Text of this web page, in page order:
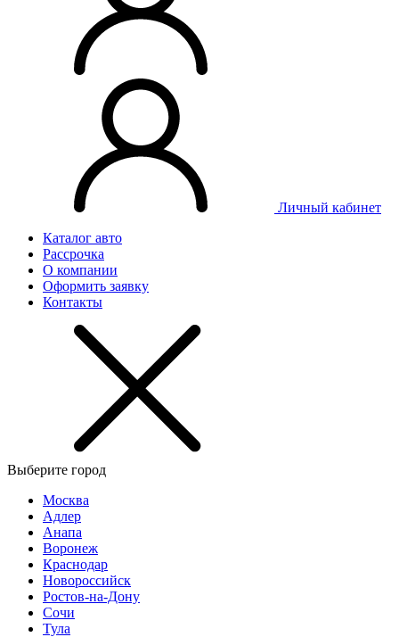
Личный кабинет
Каталог авто
Рассрочка
О компании
Оформить заявку
Контакты
Выберите город
Москва
Адлер
Анапа
Воронеж
Краснодар
Новороссийск
Ростов-на-Дону
Сочи
Тула